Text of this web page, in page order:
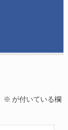
※ が付いている欄